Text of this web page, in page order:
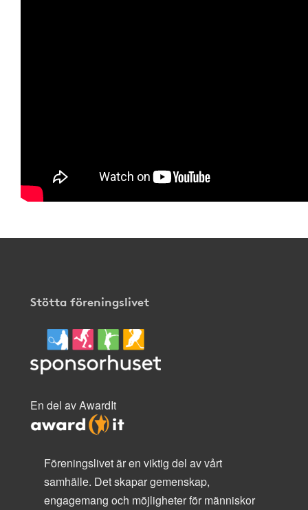
Stötta föreningslivet
En del av AwardIt
Föreningslivet är en viktig del av vårt
samhälle. Det skapar gemenskap,
engagemang och möjligheter för människor